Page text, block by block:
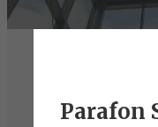
Parafon